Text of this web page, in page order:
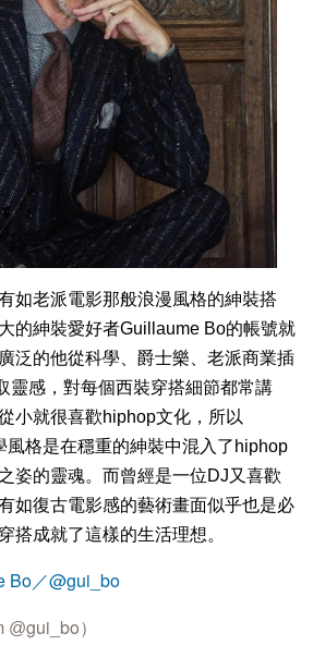
如老派電影那般浪漫風格的紳裝搭
的紳裝愛好者Guillaume Bo的帳號就
泛的他從科學、爵士樂、老派商業插
靈感，對每個西裝穿搭細節都常講
小就很喜歡hiphop文化，所以
風格是在穩重的紳裝中混入了hiphop
姿的靈魂。而曾經是一位DJ又喜歡
如復古電影感的藝術畫面似乎也是必
搭成就了這樣的生活理想。
Bo／@gui_bo
@gui_bo）